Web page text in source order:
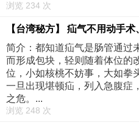
浏览 234 次
【台湾秘方】 疝气不用动手
简介：都知道疝气是肠管通过
而形成包块，轻则随着体位的
位，小如核桃不妨事，大如拳
一旦出现堪顿疝，列入急腹症
之危。...
浏览 248 次